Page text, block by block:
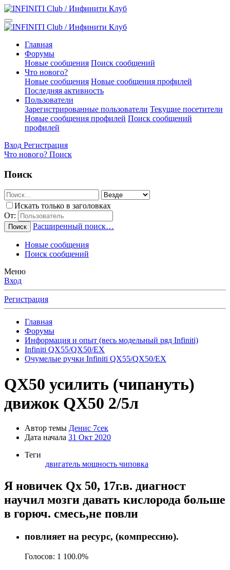
Главная
Форумы
Новые сообщения Поиск сообщений
Что нового?
Новые сообщения Новые сообщения профилей
Последняя активность
Пользователи
Зарегистрированные пользователи Текущие посетители
Новые сообщения профилей Поиск сообщений
профилей
Вход Регистрация
Что нового? Поиск
Поиск
Искать только в заголовках
От:
Поиск Расширенный поиск…
Новые сообщения
Поиск сообщений
Меню
Вход
Регистрация
Главная
Форумы
Информация и опыт (весь модельный ряд Infiniti)
Infiniti QX55/QX50/EX
Очумелые ручки Infiniti QX55/QX50/EX
QX50 усилить (чипануть)
движок QX50 2/5л
Автор темы Денис 7сек
Дата начала 31 Окт 2020
Теги
двигатель мощность чиповка
Я новичек Qх 50, 17г.в. диагност
научил мозги давать кислорода больше
в горюч. смесь,не повли
повлияет на ресурс, (компрессию).
Голосов: 1 100.0%